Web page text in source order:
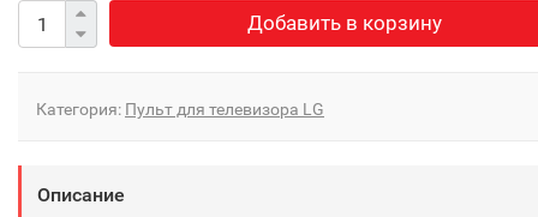
Добавить в корзину
Категория: Пульт для телевизора LG
Описание